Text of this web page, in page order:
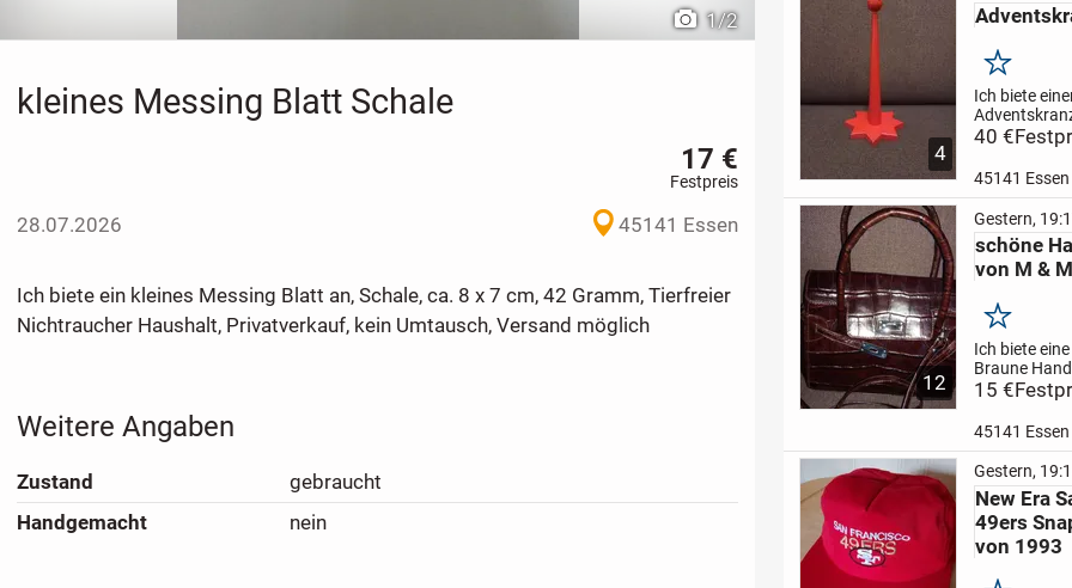
1/2
kleines Messing Blatt Schale
17 €
Festpreis
28.07.2026 45141 Essen
Ich biete ein kleines Messing Blatt an, Schale, ca. 8 x 7 cm, 42 Gramm, Tierfreier
Nichtraucher Haushalt, Privatverkauf, kein Umtausch, Versand möglich
Weitere Angaben
Zustand
gebraucht
Handgemacht
nein
4
Merken
Ich biete
Albin Preißler,
cm, Tierfreier
Umtausch,
möglich, der
Markenname
40 €
45141 Essen
12
Gestern,
schöne
von M &
Merken
Ich biete
Braune
M & Molt an,
25, Höhe ca.
kleine
davon mit
Tierfreier
Haushalt,
kein...
15 €
45141 Essen
Gestern,
New Era
49ers
von 1993